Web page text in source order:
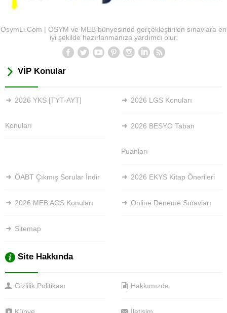
ÖsymLi.Com | ÖSYM ve MEB bünyesinde gerçekleştirilen sınavlara en
iyi şekilde hazırlanmanıza yardımcı olur.
VİP Konular
2026 YKS [TYT-AYT]
Konuları
2026 LGS Konuları
2026 BESYO Taban
Puanları
ÖABT Çıkmış Sorular İndir 2026 EKYS Kitap Önerileri
2026 MEB AGS Konuları Online Deneme Sınavları
Sitemap
Site Hakkında
Gizlilik Politikası Hakkımızda